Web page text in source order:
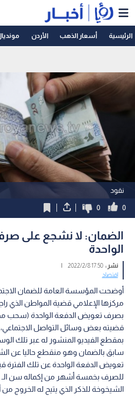
الرئيسية أسعار الذهب الأردن مونديال
نقود
0
0
الضمان: لا نشجع على
الواحدة
نشر :17:50 2022/2/8
|
اقتصاد
أوضحت المؤسسة العامة للضمان
مركزها الإعلامي قضية المواطن الذي
بصرف تعويض الدفعة الواحدة (سحب
قضيته بعض وسائل التواصل
سابق بالضمان وهو منقطع حاليا عن
تعويض الدفعة الواحدة عن تلك الفترة
الشيخوخة للذكر الذي يتيح له الخروج